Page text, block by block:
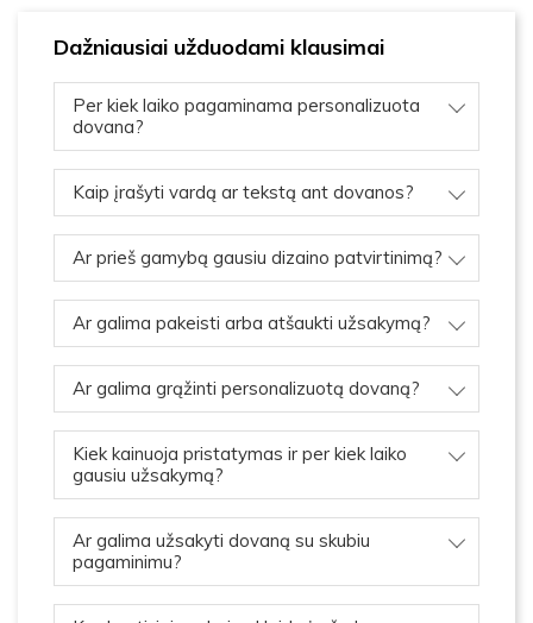
Dažniausiai užduodami klausimai
Per kiek laiko pagaminama personalizuota
dovana?
Kaip įrašyti vardą ar tekstą ant dovanos?
Ar prieš gamybą gausiu dizaino patvirtinimą?
Ar galima pakeisti arba atšaukti užsakymą?
Ar galima grąžinti personalizuotą dovaną?
Kiek kainuoja pristatymas ir per kiek laiko
gausiu užsakymą?
Ar galima užsakyti dovaną su skubiu
pagaminimu?